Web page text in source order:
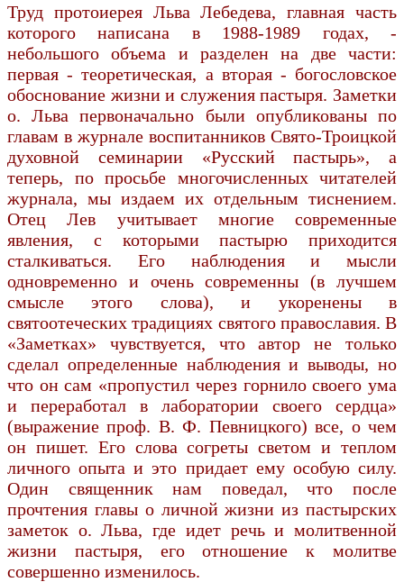
Труд протоиерея Льва Лебедева, главная часть
которого написана в 1988-1989 годах, -
небольшого объема и разделен на две части:
первая - теоретическая, а вторая - богословское
обоснование жизни и служения пастыря. Заметки
о. Льва первоначально были опубликованы по
главам в журнале воспитанников Свято-Троицкой
духовной семинарии «Русский пастырь», а
теперь, по просьбе многочисленных читателей
журнала, мы издаем их отдельным тиснением.
Отец Лев учитывает многие современные
явления, с которыми пастырю приходится
сталкиваться. Его наблюдения и мысли
одновременно и очень современны (в лучшем
смысле этого слова), и укоренены в
святоотеческих традициях святого православия. В
«Заметках» чувствуется, что автор не только
сделал определенные наблюдения и выводы, но
что он сам «пропустил через горнило своего ума
и переработал в лаборатории своего сердца»
(выражение проф. В. Ф. Певницкого) все, о чем
он пишет. Его слова согреты светом и теплом
личного опыта и это придает ему особую силу.
Один священник нам поведал, что после
прочтения главы о личной жизни из пастырских
заметок о. Льва, где идет речь и молитвенной
жизни пастыря, его отношение к молитве
совершенно изменилось.